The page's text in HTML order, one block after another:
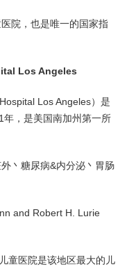
院，也是唯一的国家指
Los Angeles
Los Angeles）是
，是美国南加州第一所
丶糖尿病&内分泌丶胃肠
and Robert H. Lurie
童医院是该地区最大的儿